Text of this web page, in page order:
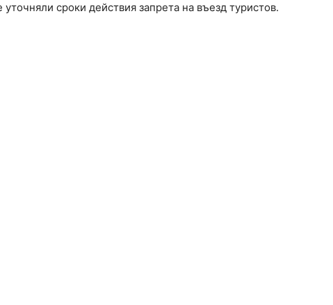
сроки действия запрета на въезд туристов.